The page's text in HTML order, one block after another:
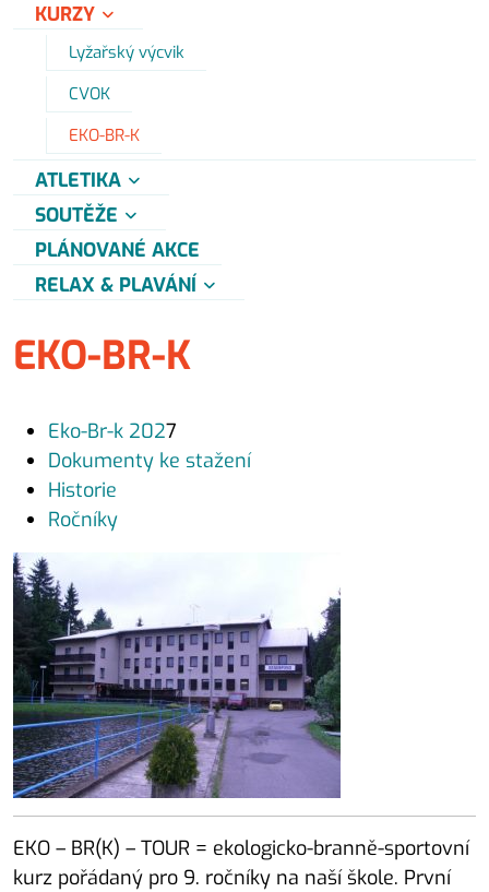
KURZY
Lyžařský výcvik
CVOK
EKO-BR-K
ATLETIKA
SOUTĚŽE
PLÁNOVANÉ AKCE
RELAX & PLAVÁNÍ
EKO-BR-K
Eko-Br-k 2027
Dokumenty ke stažení
Historie
Ročníky
EKO – BR(K) – TOUR = ekologicko-branně-sportovní
kurz pořádaný pro 9. ročníky na naší škole. První